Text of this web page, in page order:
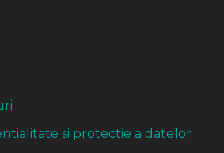
si protectie a datelor